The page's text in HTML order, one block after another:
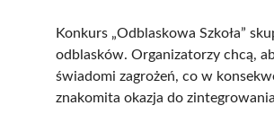
Konkurs „Odblaskowa Szkoła”
odblasków. Organizatorzy chcą,
świadomi zagrożeń, co w
znakomita okazja do